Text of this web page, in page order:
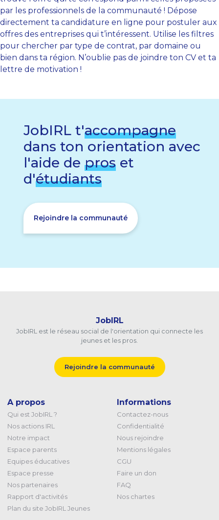
par les professionnels de la communauté ! Dépose
directement ta candidature en ligne pour postuler aux
offres des entreprises qui t’intéressent. Utilise les filtres
pour chercher par type de contrat, par domaine ou
bien dans ta région. N’oublie pas de joindre ton CV et ta
lettre de motivation !
JobIRL t'accompagne
dans ton orientation avec
l'aide de pros et
d'étudiants
Rejoindre la communauté
JobIRL
JobIRL est le réseau social de l'orientation qui connecte les
jeunes et les pros.
Rejoindre la communauté
A propos
Qui est JobIRL ?
Nos actions IRL
Notre impact
Espace parents
Equipes éducatives
Espace presse
Nos partenaires
Rapport d'activités
Plan du site JobIRL Jeunes
Informations
Contactez-nous
Confidentialité
Nous rejoindre
Mentions légales
CGU
Faire un don
FAQ
Nos chartes